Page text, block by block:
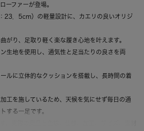
ーファーが登場。
23．5cm）の軽量設計に、カエリの良いオリジ
がり、足取り軽く楽な履き心地を叶えます。
生地を使用し、通気性と足当たりの良さを両
ルに立体的なクッションを搭載し、長時間の着
工を施しているため、天候を気にせず毎日の通
する一足です。